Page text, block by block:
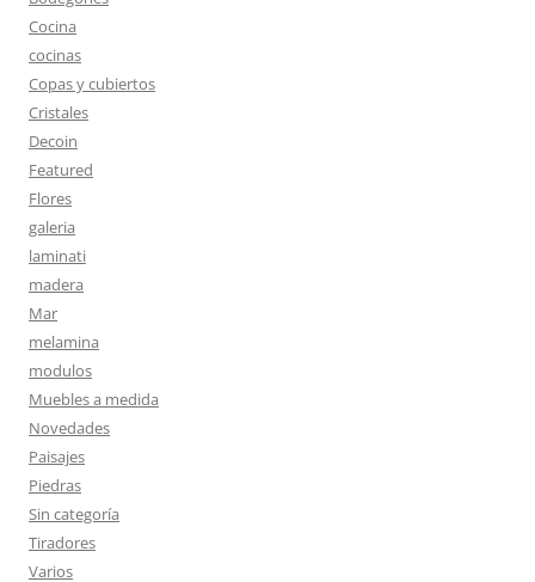
Cocina
cocinas
Copas y cubiertos
Cristales
Decoin
Featured
Flores
galeria
laminati
madera
Mar
melamina
modulos
Muebles a medida
Novedades
Paisajes
Piedras
Sin categoría
Tiradores
Varios